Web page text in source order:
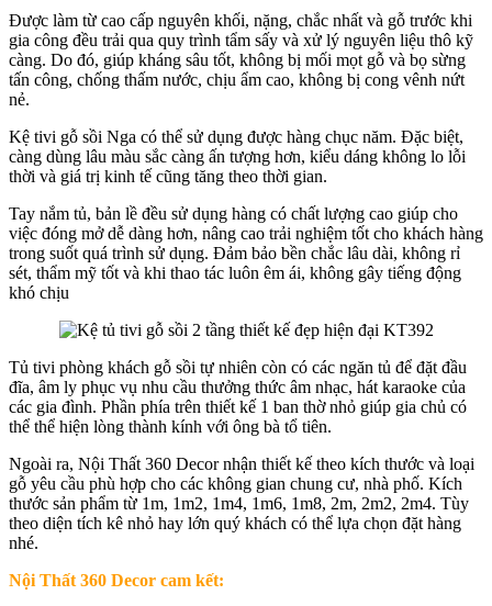
Được làm từ cao cấp nguyên khối, nặng, chắc nhất và gỗ trước khi
gia công đều trải qua quy trình tẩm sấy và xử lý nguyên liệu thô kỹ
càng. Do đó, giúp kháng sâu tốt, không bị mối mọt gỗ và bọ sừng
tấn công, chống thấm nước, chịu ẩm cao, không bị cong vênh nứt
nẻ.
Kệ tivi gỗ sồi Nga có thể sử dụng được hàng chục năm. Đặc biệt,
càng dùng lâu màu sắc càng ấn tượng hơn, kiểu dáng không lo lỗi
thời và giá trị kinh tế cũng tăng theo thời gian.
Tay nắm tủ, bản lề đều sử dụng hàng có chất lượng cao giúp cho
việc đóng mở dễ dàng hơn, nâng cao trải nghiệm tốt cho khách hàng
trong suốt quá trình sử dụng. Đảm bảo bền chắc lâu dài, không rỉ
sét, thẩm mỹ tốt và khi thao tác luôn êm ái, không gây tiếng động
khó chịu
Tủ tivi phòng khách gỗ sồi tự nhiên còn có các ngăn tủ để đặt đầu
đĩa, âm ly phục vụ nhu cầu thưởng thức âm nhạc, hát karaoke của
các gia đình. Phần phía trên thiết kế 1 ban thờ nhỏ giúp gia chủ có
thể thể hiện lòng thành kính với ông bà tổ tiên.
Ngoài ra, Nội Thất 360 Decor nhận thiết kế theo kích thước và loại
gỗ yêu cầu phù hợp cho các không gian chung cư, nhà phố. Kích
thước sản phẩm từ 1m, 1m2, 1m4, 1m6, 1m8, 2m, 2m2, 2m4. Tùy
theo diện tích kê nhỏ hay lớn quý khách có thể lựa chọn đặt hàng
nhé.
Nội Thất 360 Decor cam kết: